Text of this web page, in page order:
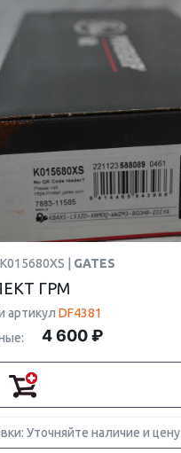
| GATES
ГРМ
артикул DF4381
4 600 ₽
Уточняйте наличие и цену